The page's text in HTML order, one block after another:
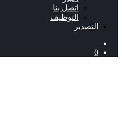
اتصل بنا
التوظيف
التصدير
0